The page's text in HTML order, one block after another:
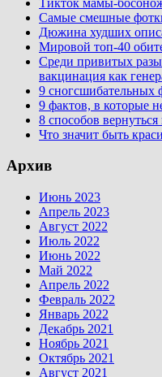
Самые смешные
Дюжина худших
Мировой топ-40
Среди привитых
вакцинация как
9 сногсшибательных
9 фактов, в которые
8 способов
Что значит быть
Архив
Июнь 2023
Апрель 2023
Август 2022
Июль 2022
Июнь 2022
Май 2022
Апрель 2022
Февраль 2022
Январь 2022
Декабрь 2021
Ноябрь 2021
Октябрь 2021
Август 2021